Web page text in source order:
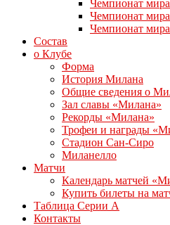
Чемпионат
Чемпионат
Чемпионат
Состав
о Клубе
Форма
История Милана
Общие сведения о
Зал славы «Милана»
Рекорды «Милана»
Трофеи и награды
Стадион Сан-Сиро
Миланелло
Матчи
Календарь матчей
Купить билеты на
Таблица Серии А
Контакты